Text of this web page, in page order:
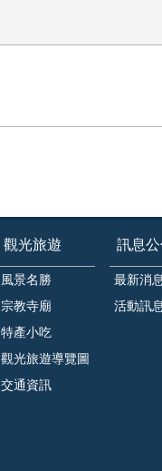
觀光旅遊
風景名勝
宗教寺廟
特產小吃
觀光旅遊導覽圖
交通資訊
訊息
最新消
活動訊